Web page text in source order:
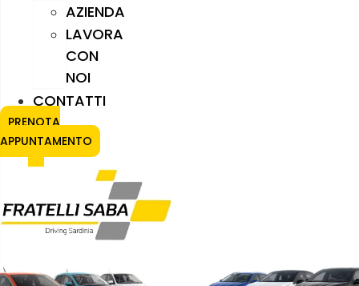
AZIENDA
LAVORA
CON
NOI
CONTATTI
PRENOTA
APPUNTAMENTO